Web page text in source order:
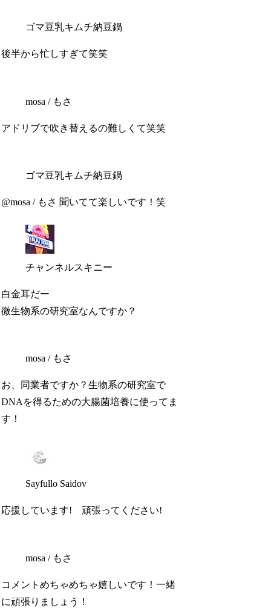
ゴマ豆乳キムチ納豆鍋
後半から忙しすぎて笑笑
mosa / もさ
アドリブで吹き替えるの難しくて笑笑
ゴマ豆乳キムチ納豆鍋
@mosa / もさ 聞いてて楽しいです！笑
チャンネルスキニー
白金耳だー
微生物系の研究室なんですか？
mosa / もさ
お、同業者ですか？生物系の研究室で
DNAを得るための大腸菌培養に使ってま
す！
Sayfullo Saidov
応援しています! 頑張ってください!
mosa / もさ
コメントめちゃめちゃ嬉しいです！一緒
に頑張りましょう！